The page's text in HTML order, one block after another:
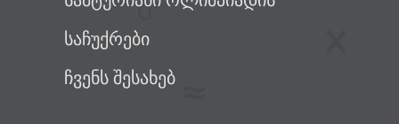
საჩუქრები
ჩვენს შესახებ